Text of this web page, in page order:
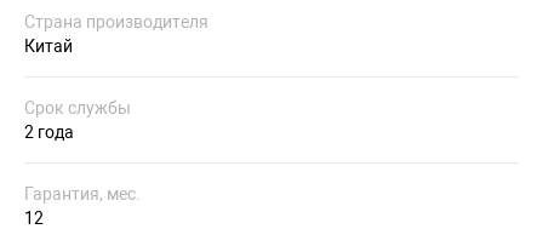
Страна производителя
Китай
Срок службы
2 года
Гарантия, мес.
12